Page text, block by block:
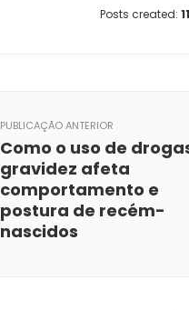
Posts created:
PUBLICAÇÃO ANTERIOR
Como o uso de
gravidez afeta
comportamento e
postura de recém-
nascidos